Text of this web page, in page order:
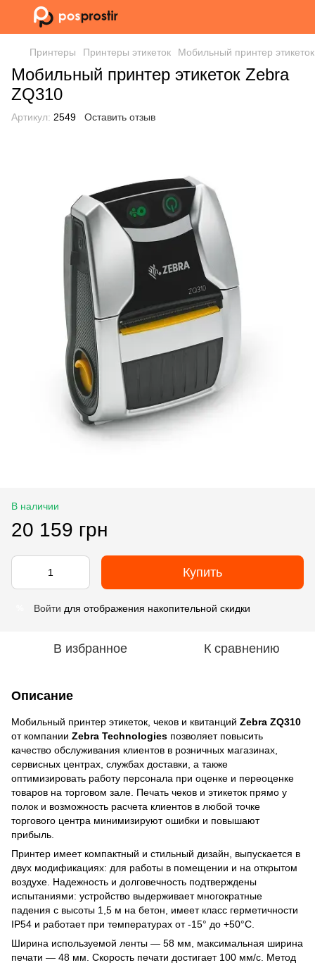
Принтеры Принтеры этикеток Мобильный принтер
Мобильный принтер этикеток Zebra
ZQ310
Артикул: 2549 Оставить отзыв
В наличии
20 159 грн
Купить
Войти для отображения накопительной скидки
В избранное К сравнению
Описание
Мобильный принтер этикеток, чеков и квитанций Zebra ZQ310
от компании Zebra Technologies позволяет повысить
качество обслуживания клиентов в розничных магазинах,
сервисных центрах, службах доставки, а также
оптимизировать работу персонала при оценке и переоценке
товаров на торговом зале. Печать чеков и этикеток прямо у
полок и возможность расчета клиентов в любой точке
торгового центра минимизируют ошибки и повышают
прибыль.
Принтер имеет компактный и стильный дизайн, выпускается в
двух модификациях: для работы в помещении и на открытом
воздухе. Надежность и долговечность подтверждены
испытаниями: устройство выдерживает многократные
падения с высоты 1,5 м на бетон, имеет класс герметичности
IP54 и работает при температурах от -15° до +50°C.
Ширина используемой ленты — 58 мм, максимальная ширина
печати — 48 мм. Скорость печати достигает 100 мм/с. Метод